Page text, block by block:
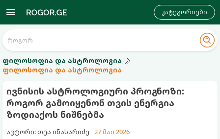
კატეგორიები
ფილოსოფია და ასტროლოგია
ფილოსოფია და ასტროლოგია
ივნისის ასტროლოგიური პროგნოზი:
როგორ გამოიყენონ თვის ენერგია
ზოდიაქოს ნიშნებმა
ავტორი: თეა ინასარიძე 27 მაი 2026